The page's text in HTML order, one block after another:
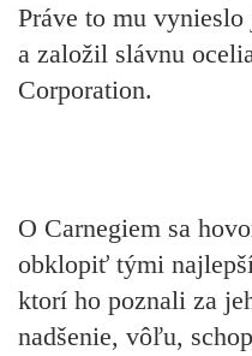
Práve to mu
a založil slávnu
Corporation.
O Carnegiem sa
obklopiť tými
ktorí ho poznali za
nadšenie, vôľu,